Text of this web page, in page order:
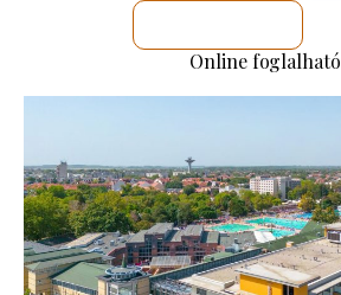
Online foglalható